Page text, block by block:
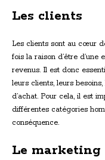
Les clients
Les clients sont au cœur
fois la raison d’être
revenus. Il est donc
leurs clients, leurs
d’achat. Pour cela, il est
différentes catégories
conséquence.
Le